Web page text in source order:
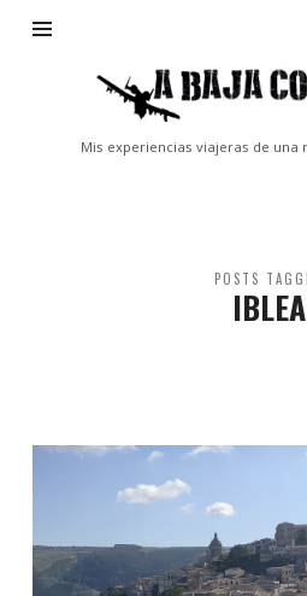
Baja
Cota
Mis experiencias viajeras de una
POSTS
IBLEA